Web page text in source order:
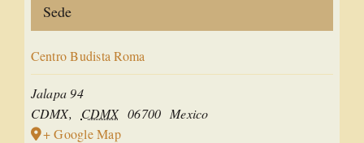
Sede
Centro Budista Roma
Jalapa 94
CDMX, CDMX 06700 Mexico
+ Google Map